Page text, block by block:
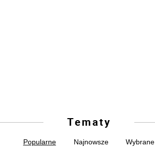
Tematy
Popularne Najnowsze Wybrane